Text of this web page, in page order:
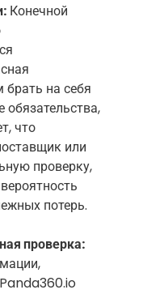
Конечной
на себя
что
или
проверку,
потерь.
проверка: